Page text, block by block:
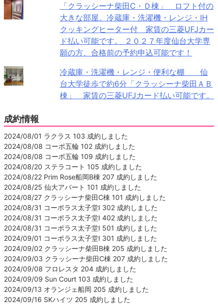
「クラッシーナ柴田C・Ｄ棟」 ロフト付の
大きな部屋。冷蔵庫・洗濯機・レンジ・IH
クッキングヒーター付 家賃の三菱UFJカー
ド払い可能です。 ２０２７年度仙台大学専
願の方、合格前の予約申込可能です！
冷蔵庫・洗濯機・レンジ・便利な棚 仙
台大学徒歩で約6分「クラッシーナ柴田ＡＢ
棟」 家賃の三菱UFJカード払い可能です。
成約情報
2024/08/01 ラクラス 103 成約しました
2024/08/08 コーポ五輪 102 成約しました
2024/08/08 コーポ五輪 109 成約しました
2024/08/20 ステラコート 105 成約しました
2024/08/22 Prim Rose船岡B棟 207 成約しました
2024/08/25 仙大アパート 101 成約しました
2024/08/27 クラッシーナ柴田C棟 101 成約しました
2024/08/31 コーポラス太子堂Ⅰ 302 成約しました
2024/08/31 コーポラス太子堂Ⅰ 402 成約しました
2024/08/31 コーポラス太子堂Ⅰ 501 成約しました
2024/09/01 コーポラス太子堂Ⅰ 301 成約しました
2024/09/02 クラッシーナ柴田B棟 205 成約しました
2024/09/03 クラッシーナ柴田C棟 207 成約しました
2024/09/08 フロレスタ 204 成約しました
2024/09/09 Sun Court 103 成約しました
2024/09/13 オランジェ船岡 205 成約しました
2024/09/16 SKハイツ 205 成約しました